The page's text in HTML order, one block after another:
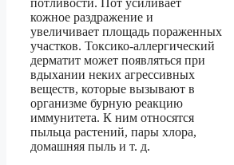
кожное раздражение и
увеличивает площадь пораженных
участков. Токсико-аллергический
дерматит может появляться при
вдыхании неких агрессивных
веществ, которые вызывают в
организме бурную реакцию
иммунитета. К ним относятся
пыльца растений, пары хлора,
домашняя пыль и т. д.